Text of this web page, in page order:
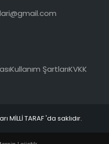
Kullanım ŞartlarıKVKK
TARAF 'da saklıdır.